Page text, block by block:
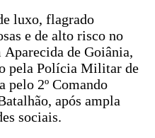
luxo, flagrado
e de alto risco no
de Goiânia,
pela Polícia Militar de
pelo 2º Comando
após ampla
sociais.